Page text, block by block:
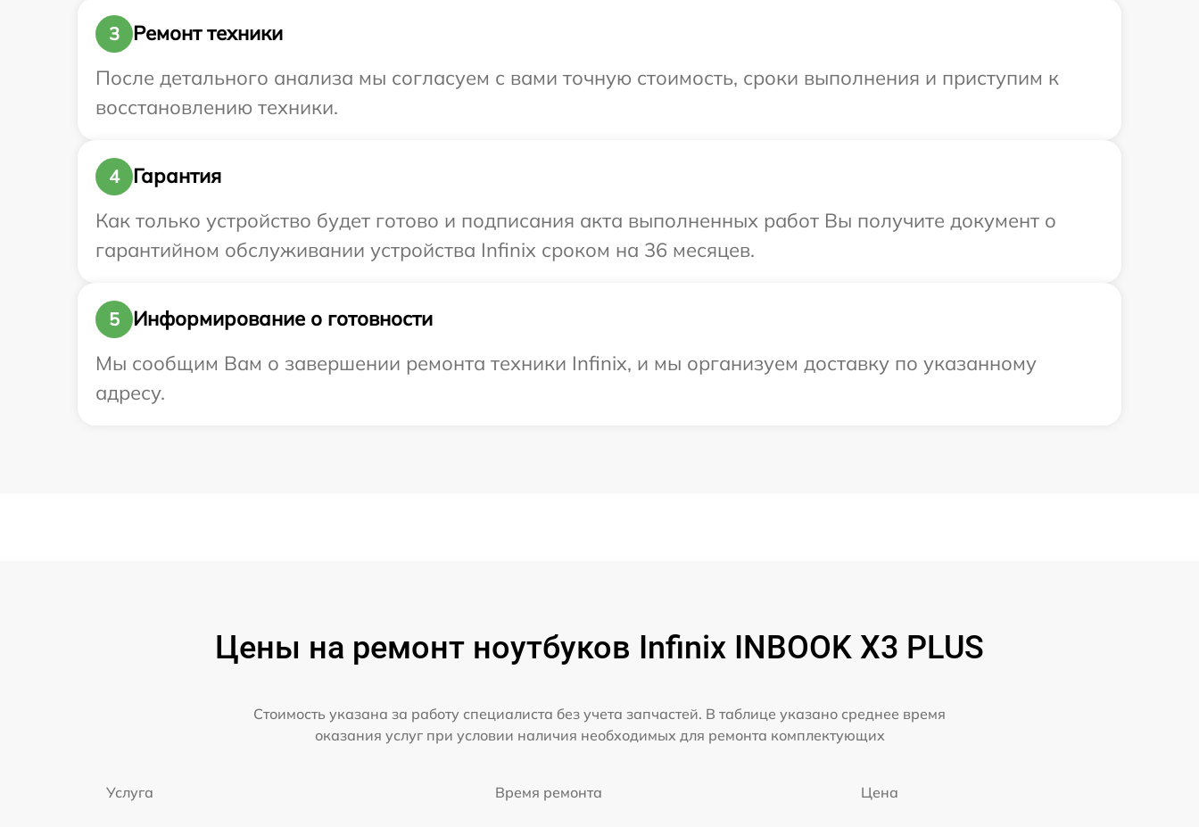
3
Ремонт техники
После детального анализа мы согласуем с вами точную стоимость, сроки выполнения и приступим к
восстановлению техники.
4
Гарантия
Как только устройство будет готово и подписания акта выполненных работ Вы получите документ о
гарантийном обслуживании устройства Infinix сроком на 36 месяцев.
5
Информирование о готовности
Мы сообщим Вам о завершении ремонта техники Infinix, и мы организуем доставку по указанному
адресу.
Цены на ремонт ноутбуков Infinix INBOOK X3 PLUS
Стоимость указана за работу специалиста без учета запчастей. В таблице указано среднее время
оказания услуг при условии наличия необходимых для ремонта комплектующих
Услуга Время ремонта Цена